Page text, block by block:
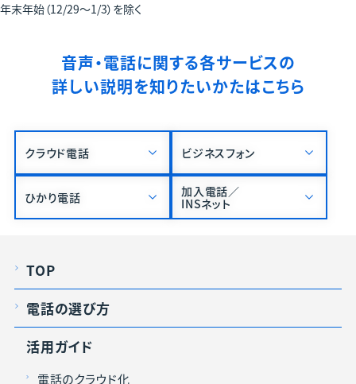
年末年始（12/29～1/3）を除く
音声・電話に関する各サービスの
詳しい説明を知りたいかたはこちら
クラウド電話 ビジネスフォン
ひかり電話
加入電話／
INSネット
TOP
電話の選び方
活用ガイド
電話のクラウド化